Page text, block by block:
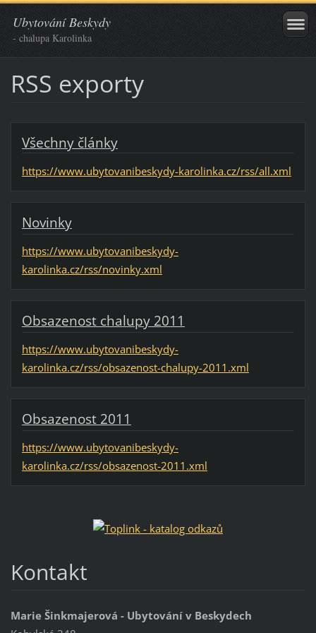
Ubytování Beskydy
- chalupa Karolinka
RSS exporty
Všechny články
https://www.ubytovanibeskydy-karolinka.cz/rss/all.xml
Novinky
https://www.ubytovanibeskydy-
karolinka.cz/rss/novinky.xml
Obsazenost chalupy 2011
https://www.ubytovanibeskydy-
karolinka.cz/rss/obsazenost-chalupy-2011.xml
Obsazenost 2011
https://www.ubytovanibeskydy-
karolinka.cz/rss/obsazenost-2011.xml
Kontakt
Marie Šinkmajerová - Ubytování v Beskydech